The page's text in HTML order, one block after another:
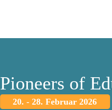
Pioneers of
20. - 28. Februar 2026